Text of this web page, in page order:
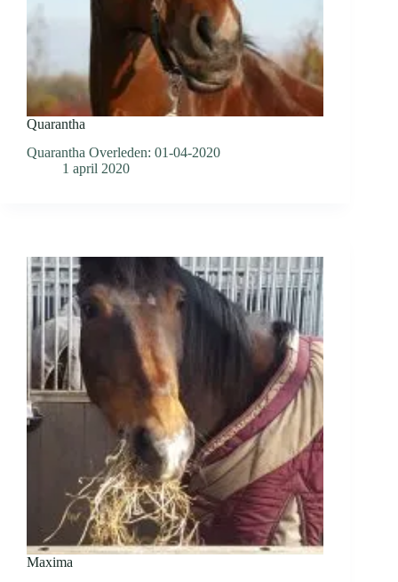
Quarantha
Quarantha Overleden: 01-04-2020
1 april 2020
Maxima